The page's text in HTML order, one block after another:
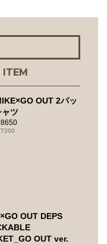
ITEM
OUT 2パッ
ツ
7200
OUT DEPS
OUT ver.